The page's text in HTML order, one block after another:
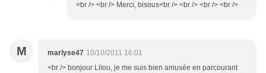
<br /> <br /> Merci, bisous<br /> <br /> <br /> <br />
M marlyse47 10/10/2011 16:01
<br /> bonjour Lilou, je me suis bien amusée en parcourant